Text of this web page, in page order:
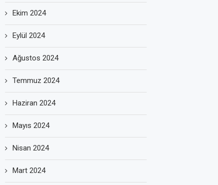
Ekim 2024
Eylül 2024
Ağustos 2024
Temmuz 2024
Haziran 2024
Mayıs 2024
Nisan 2024
Mart 2024